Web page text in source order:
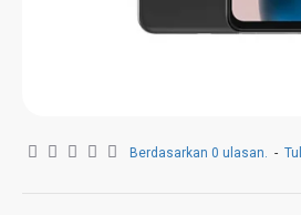
Berdasarkan 0 ulasan. -